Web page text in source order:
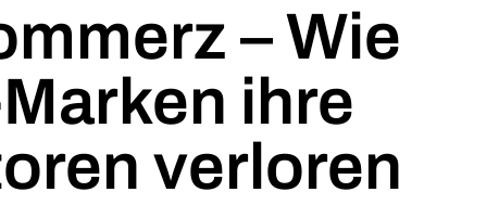
– Wie
ihre
verloren